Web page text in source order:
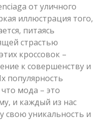
от уличного
иллюстрация того,
питаясь
страстью
кроссовок –
к совершенству и
популярность
мода – это
и каждый из нас
свою уникальность и